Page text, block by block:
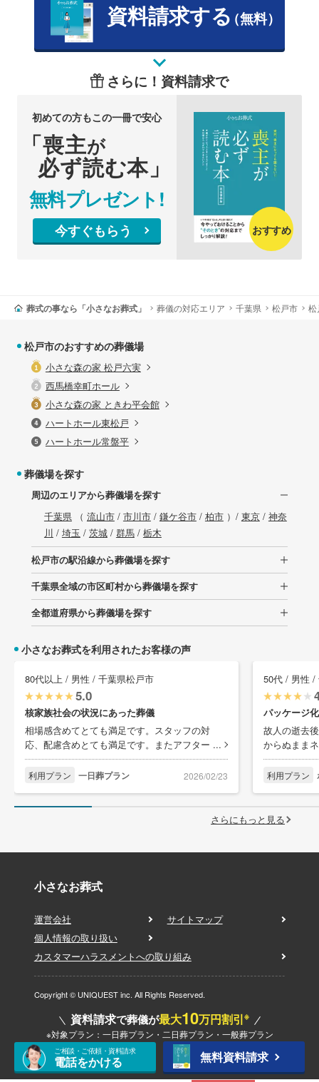
資料請求する（無料）
さらに！資料請求で
初めての方もこの一冊で安心
「喪主が
必ず読む本」
無料プレゼント!
今すぐもらう おすすめ
葬式の事なら「小さなお葬式」 葬儀の対応エリア 千葉県 松戸市 松
松戸市のおすすめの葬儀場
小さな森の家 松戸六実
西馬橋幸町ホール
小さな森の家 ときわ平会館
ハートホール東松戸
ハートホール常盤平
葬儀場を探す
周辺のエリアから葬儀場を探す
千葉県（ 流山市/ 市川市/ 鎌ケ谷市/ 柏市）/ 東京/ 神奈
川 / 埼玉 / 茨城/ 群馬/ 栃木
松戸市の駅沿線から葬儀場を探す
千葉県全域の市区町村から葬儀場を探す
全都道府県から葬儀場を探す
小さなお葬式を利用されたお客様の声
80代以上 / 男性 / 千葉県松戸市
5.0
核家族社会の状況にあった葬儀
相場感含めてとても満足です。スタッフの対
応、配慮含めとても満足です。またアフター ...
利用プラン 一日葬プラン 2026/02/23
50代 / 男性 /
パッケージ
故人の逝去
からぬまま
利用プラン
さらにもっと見る
小さなお葬式
運営会社
サイトマップ
個人情報の取り扱い
カスタマーハラスメントへの取り組み
Copyright © UNIQUEST inc. All Rights Reserved.
資料請求で葬儀が最大10万円割引※
※対象プラン：一日葬プラン・二日葬プラン・一般葬プラン
ご相談・ご依頼・資料請求
電話をかける 無料資料請求